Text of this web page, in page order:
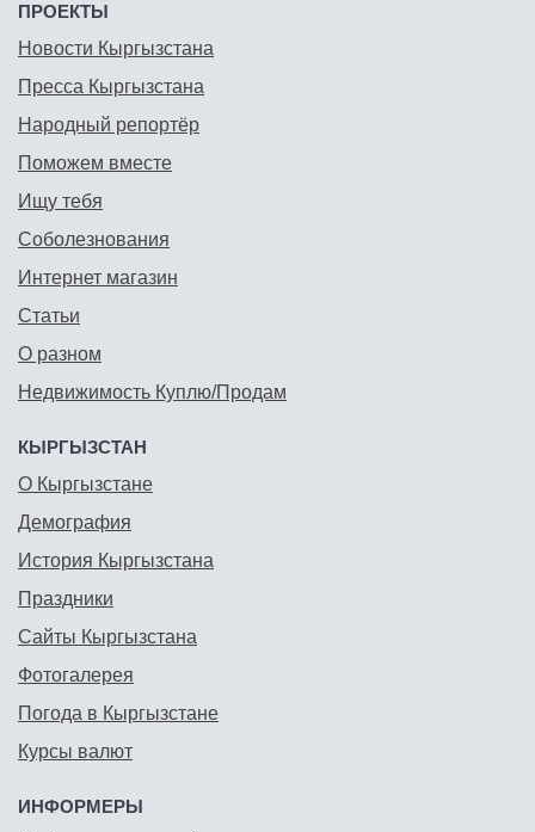
ПРОЕКТЫ
Новости Кыргызстана
Пресса Кыргызстана
Народный репортёр
Поможем вместе
Ищу тебя
Соболезнования
Интернет магазин
Статьи
О разном
Недвижимость Куплю/Продам
КЫРГЫЗСТАН
О Кыргызстане
Демография
История Кыргызстана
Праздники
Сайты Кыргызстана
Фотогалерея
Погода в Кыргызстане
Курсы валют
ИНФОРМЕРЫ